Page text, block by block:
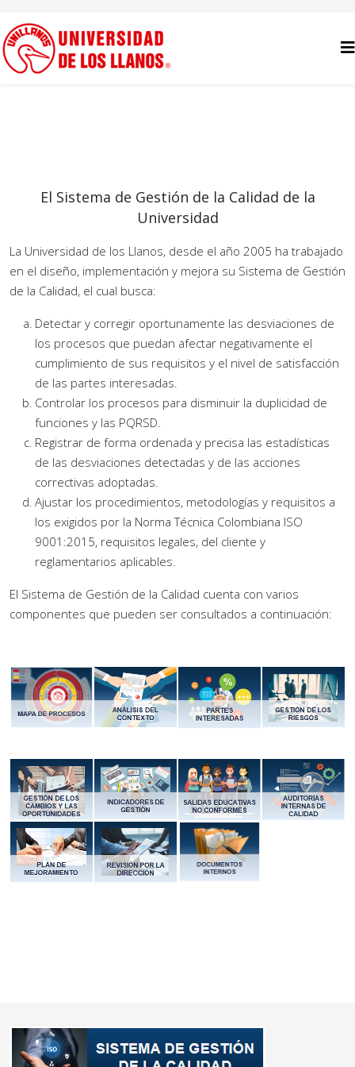
El Sistema de Gestión de la Calidad de la
Universidad
La Universidad de los Llanos, desde el año 2005 ha trabajado
en el diseño, implementación y mejora su Sistema de Gestión
de la Calidad, el cual busca:
Detectar y corregir oportunamente las desviaciones de
los procesos que puedan afectar negativamente el
cumplimiento de sus requisitos y el nivel de satisfacción
de las partes interesadas.
Controlar los procesos para disminuir la duplicidad de
funciones y las PQRSD.
Registrar de forma ordenada y precisa las estadísticas
de las desviaciones detectadas y de las acciones
correctivas adoptadas.
Ajustar los procedimientos, metodologías y requisitos a
los exigidos por la Norma Técnica Colombiana ISO
9001:2015, requisitos legales, del cliente y
reglamentarios aplicables.
El Sistema de Gestión de la Calidad cuenta con varios
componentes que pueden ser consultados a continuación: